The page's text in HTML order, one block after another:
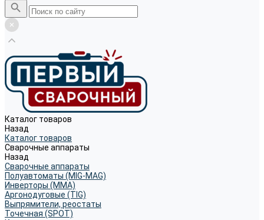
Каталог товаров
Назад
Каталог товаров
Сварочные аппараты
Назад
Сварочные аппараты
Полуавтоматы (MIG-MAG)
Инверторы (MMA)
Аргонодуговые (TIG)
Выпрямители, реостаты
Точечная (SPOT)